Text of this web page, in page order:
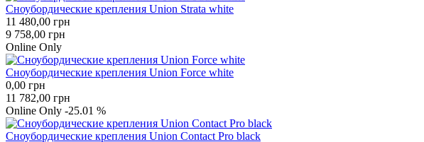
Сноубордические крепления Union Strata white
11 480,00 грн
9 758,00 грн
Оnline Оnly
Сноубордические крепления Union Force white
0,00 грн
11 782,00 грн
Оnline Оnly -25.01 %
Сноубордические крепления Union Contact Pro black